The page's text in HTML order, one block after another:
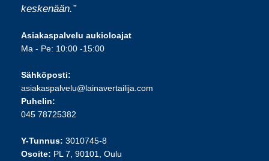
keskenään.”
Asiakaspalvelu aukioloajat
Ma - Pe: 10:00 -15:00
Sähköposti:
asiakaspalvelu@lainavertailija.com
Puhelin:
045 78725382
Y-Tunnus: 3010745-8
Osoite: PL 7, 90101, Oulu